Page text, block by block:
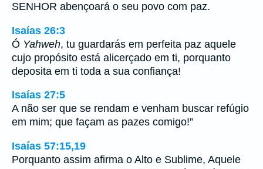
SENHOR abençoará o seu povo com paz.
Isaías 26:3
Ó Yahweh, tu guardarás em perfeita paz aquele
cujo propósito está alicerçado em ti, porquanto
deposita em ti toda a sua confiança!
Isaías 27:5
A não ser que se rendam e venham buscar refúgio
em mim; que façam as pazes comigo!”
Isaías 57:15,19
Porquanto assim afirma o Alto e Sublime, Aquele